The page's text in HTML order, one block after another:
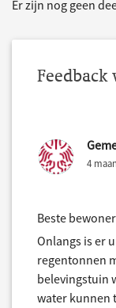
Er zijn nog geen
Feedback
4
Beste
Onlangs is er
regentonnen
belevingstuin
water kunnen